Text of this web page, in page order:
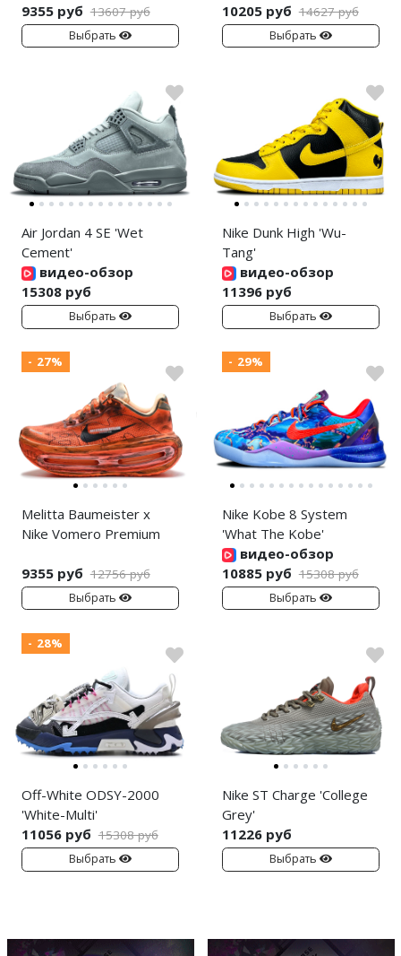
9355 руб 13607 руб
Выбрать
10205 руб 14627 руб
Выбрать
Air Jordan 4 SE 'Wet
Cement'
видео-обзор
15308 руб
Выбрать
Nike Dunk High 'Wu-
Tang'
видео-обзор
11396 руб
Выбрать
- 27%
Melitta Baumeister x
Nike Vomero Premium
9355 руб 12756 руб
Выбрать
- 29%
Nike Kobe 8 System
'What The Kobe'
видео-обзор
10885 руб 15308 руб
Выбрать
- 28%
Off-White ODSY-2000
'White-Multi'
11056 руб 15308 руб
Выбрать
Nike ST Charge 'College
Grey'
11226 руб
Выбрать